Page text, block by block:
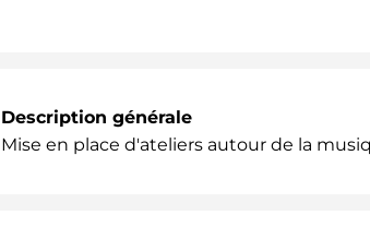
Description générale
Mise en place d'ateliers autour de la